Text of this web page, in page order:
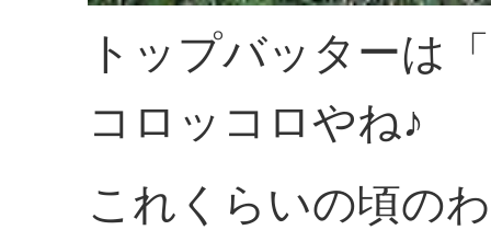
トップバッターは
コロッコロやね♪
これくらいの頃の